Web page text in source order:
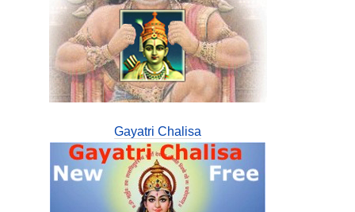
Gayatri Chalisa